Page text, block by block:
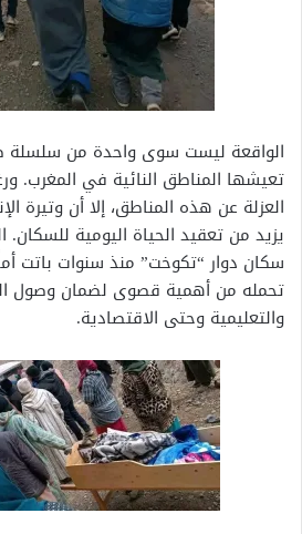
الواقعة ليست سوى واحدة من سلسلة
تعيشها المناطق النائية في المغرب.
العزلة عن هذه المناطق، إلا أن وتيرة
يزيد من تعقيد الحياة اليومية للسكان.
سكان دوار “تكوخت” منذ سنوات باتت
تحمله من أهمية قصوى لضمان وصول
والتعليمية وحتى الاقتصادية.